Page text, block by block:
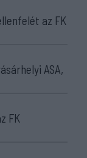
az FK
ASA,
FK